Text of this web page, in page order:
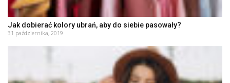
Jak dobierać kolory ubrań, aby do siebie pasowały?
31 października, 2019